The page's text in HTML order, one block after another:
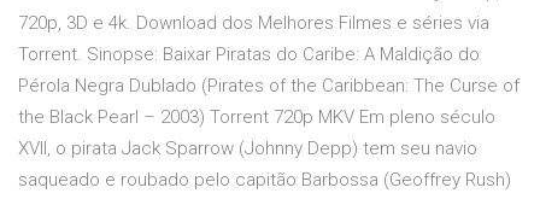
720p, 3D e 4k. Download dos Melhores Filmes e séries via
Torrent. Sinopse: Baixar Piratas do Caribe: A Maldição do
Pérola Negra Dublado (Pirates of the Caribbean: The Curse of
the Black Pearl – 2003) Torrent 720p MKV Em pleno século
XVII, o pirata Jack Sparrow (Johnny Depp) tem seu navio
saqueado e roubado pelo capitão Barbossa (Geoffrey Rush)